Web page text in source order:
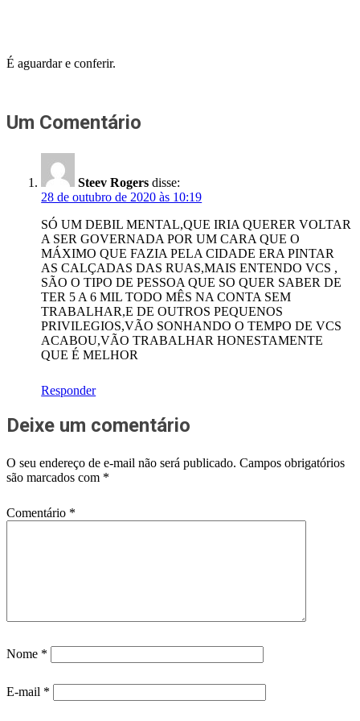
É aguardar e conferir.
Um Comentário
Steev Rogers disse:
28 de outubro de 2020 às 10:19
SÓ UM DEBIL MENTAL,QUE IRIA QUERER VOLTAR
A SER GOVERNADA POR UM CARA QUE O
MÁXIMO QUE FAZIA PELA CIDADE ERA PINTAR
AS CALÇADAS DAS RUAS,MAIS ENTENDO VCS ,
SÃO O TIPO DE PESSOA QUE SO QUER SABER DE
TER 5 A 6 MIL TODO MÊS NA CONTA SEM
TRABALHAR,E DE OUTROS PEQUENOS
PRIVILEGIOS,VÃO SONHANDO O TEMPO DE VCS
ACABOU,VÃO TRABALHAR HONESTAMENTE
QUE É MELHOR
Responder
Deixe um comentário
O seu endereço de e-mail não será publicado. Campos obrigatórios
são marcados com *
Comentário *
Nome *
E-mail *